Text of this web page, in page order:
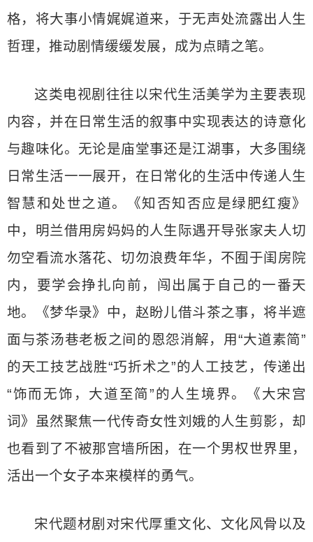
格，将大事小情娓娓道来，于无声处流露出人生
哲理，推动剧情缓缓发展，成为点睛之笔。
这类电视剧往往以宋代生活美学为主要表现
内容，并在日常生活的叙事中实现表达的诗意化
与趣味化。无论是庙堂事还是江湖事，大多围绕
日常生活一一展开，在日常化的生活中传递人生
智慧和处世之道。《知否知否应是绿肥红瘦》
中，明兰借用房妈妈的人生际遇开导张家夫人切
勿空看流水落花、切勿浪费年华，不囿于闺房院
内，要学会挣扎向前，闯出属于自己的一番天
地。《梦华录》中，赵盼儿借斗茶之事，将半遮
面与茶汤巷老板之间的恩怨消解，用“大道素简”
的天工技艺战胜“巧折术之”的人工技艺，传递出
“饰而无饰，大道至简”的人生境界。《大宋宫
词》虽然聚焦一代传奇女性刘娥的人生剪影，却
也看到了不被那宫墙所困，在一个男权世界里，
活出一个女子本来模样的勇气。
宋代题材剧对宋代厚重文化、文化风骨以及